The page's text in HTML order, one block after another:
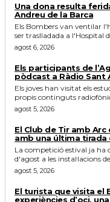
Una dona resulta
Andreu de la Barca
Els Bombers van ventilar
ser traslladada a l'Hospital
agost 6, 2026
Els participants de
pòdcast a Ràdio Sant
Els joves han visitat els
propis continguts
agost 5, 2026
El Club de Tir amb
amb una última tirada
La competició estival ja ha
d'agost a les instal·lacions
agost 5, 2026
El turista que visita el
experiències d’oci,